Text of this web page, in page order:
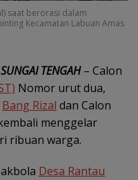
saat berorasi dalam
Kecamatan Labuan Amas
TENGAH– Calon
Nomor urut dua,
Bang Rizal dan Calon
menggelar
ribuan warga.
Desa Rantau